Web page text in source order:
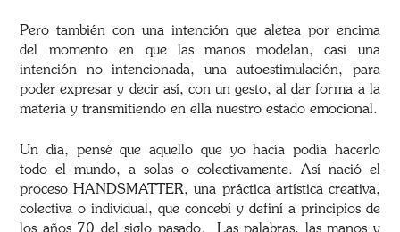
Pero también con una intención que aletea por encima
del momento en que las manos modelan, casi una
intención no intencionada, una autoestimulación, para
poder expresar y decir así, con un gesto, al dar forma a la
materia y transmitiendo en ella nuestro estado emocional.
Un día, pensé que aquello que yo hacía podía hacerlo
todo el mundo, a solas o colectivamente. Así nació el
proceso HANDSMATTER, una práctica artística creativa,
colectiva o individual, que concebí y definí a principios de
los años 70 del siglo pasado. Las palabras, las manos y